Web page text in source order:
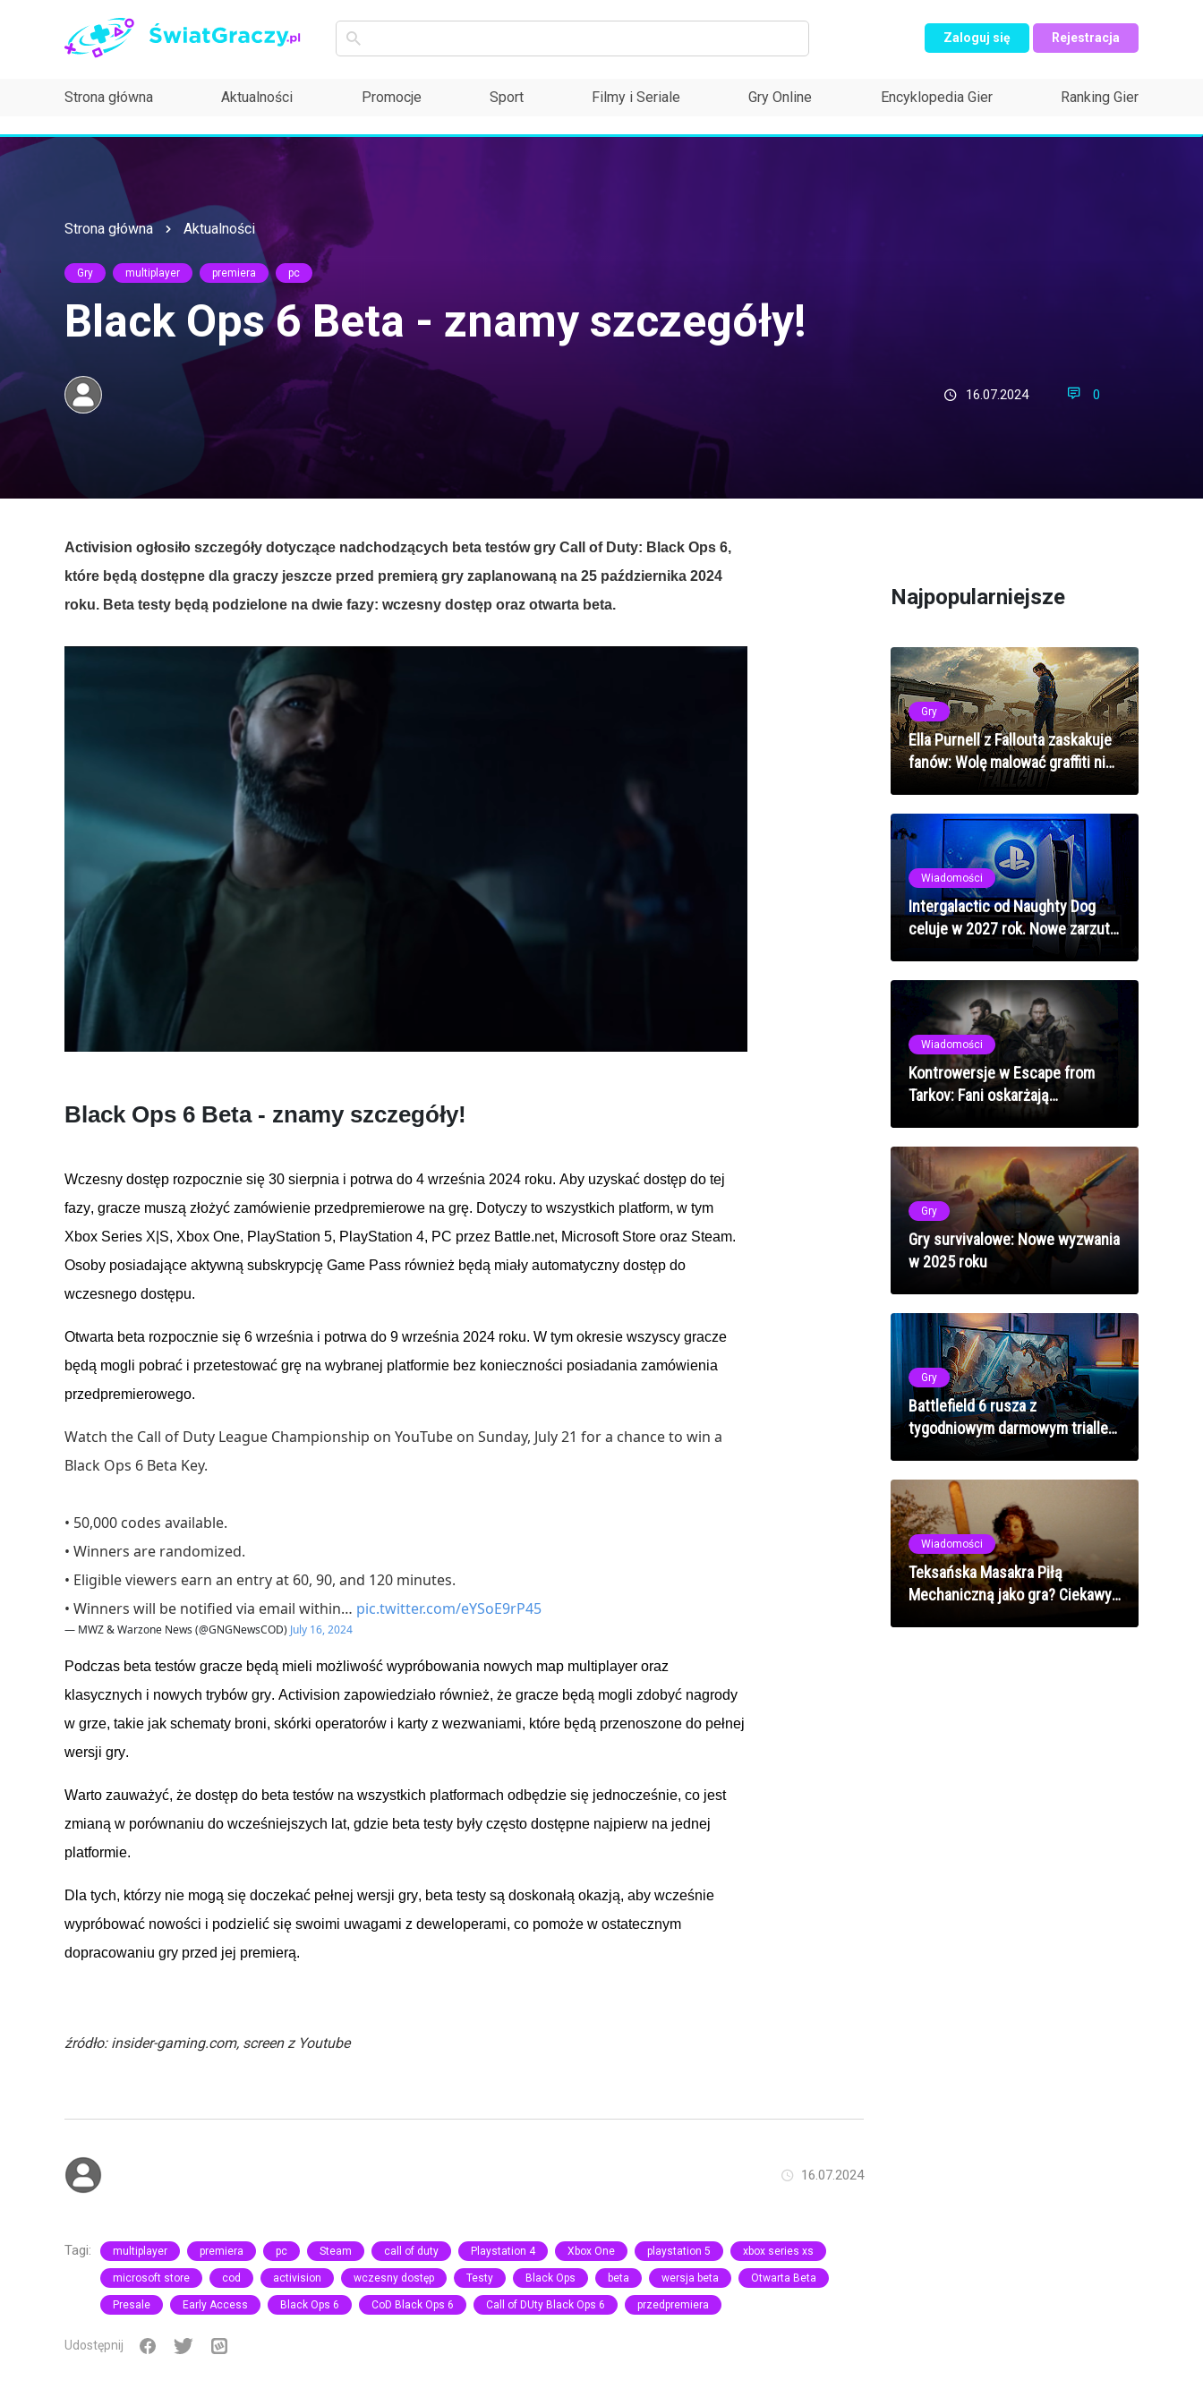
Zaloguj się Rejestracja
Strona główna Aktualności Promocje Sport Filmy i Seriale Gry Online Encyklopedia Gier Ranking Gier
Strona główna Aktualności
Gry multiplayer premiera pc
Black Ops 6 Beta - znamy szczegóły!
16.07.2024 0
Activision ogłosiło szczegóły dotyczące nadchodzących beta testów gry Call of Duty: Black Ops 6,
które będą dostępne dla graczy jeszcze przed premierą gry zaplanowaną na 25 października 2024
roku. Beta testy będą podzielone na dwie fazy: wczesny dostęp oraz otwarta beta.
Black Ops 6 Beta - znamy szczegóły!
Wczesny dostęp rozpocznie się 30 sierpnia i potrwa do 4 września 2024 roku. Aby uzyskać dostęp do tej
fazy, gracze muszą złożyć zamówienie przedpremierowe na grę. Dotyczy to wszystkich platform, w tym
Xbox Series X|S, Xbox One, PlayStation 5, PlayStation 4, PC przez Battle.net, Microsoft Store oraz Steam.
Osoby posiadające aktywną subskrypcję Game Pass również będą miały automatyczny dostęp do
wczesnego dostępu.
Otwarta beta rozpocznie się 6 września i potrwa do 9 września 2024 roku. W tym okresie wszyscy gracze
będą mogli pobrać i przetestować grę na wybranej platformie bez konieczności posiadania zamówienia
przedpremierowego.
Watch the Call of Duty League Championship on YouTube on Sunday, July 21 for a chance to win a
Black Ops 6 Beta Key.
• 50,000 codes available.
• Winners are randomized.
• Eligible viewers earn an entry at 60, 90, and 120 minutes.
• Winners will be notified via email within… pic.twitter.com/eYSoE9rP45
— MWZ & Warzone News (@GNGNewsCOD) July 16, 2024
Podczas beta testów gracze będą mieli możliwość wypróbowania nowych map multiplayer oraz
klasycznych i nowych trybów gry. Activision zapowiedziało również, że gracze będą mogli zdobyć nagrody
w grze, takie jak schematy broni, skórki operatorów i karty z wezwaniami, które będą przenoszone do pełnej
wersji gry.
Warto zauważyć, że dostęp do beta testów na wszystkich platformach odbędzie się jednocześnie, co jest
zmianą w porównaniu do wcześniejszych lat, gdzie beta testy były często dostępne najpierw na jednej
platformie.
Dla tych, którzy nie mogą się doczekać pełnej wersji gry, beta testy są doskonałą okazją, aby wcześnie
wypróbować nowości i podzielić się swoimi uwagami z deweloperami, co pomoże w ostatecznym
dopracowaniu gry przed jej premierą.
źródło: insider-gaming.com, screen z Youtube
16.07.2024
Tagi: multiplayer premiera pc Steam call of duty Playstation 4 Xbox One playstation 5 xbox series xs
microsoft store cod activision wczesny dostęp Testy Black Ops beta wersja beta Otwarta Beta
Presale Early Access Black Ops 6 CoD Black Ops 6 Call of DUty Black Ops 6 przedpremiera
Udostępnij
Najpopularniejsze
Gry
Ella Purnell z Fallouta zaskakuje
fanów: Wolę malować graffiti niż
kraść auta w GTA 6
Wiadomości
Intergalactic od Naughty Dog
celuje w 2027 rok. Nowe zarzuty
Wiadomości
Kontrowersje w Escape from
Tarkov: Fani oskarżają
Battlestate Games o sympatie
Gry
Gry survivalowe: Nowe wyzwania
w 2025 roku
Gry
Battlefield 6 rusza z
tygodniowym darmowym triallem
na święto nowego contentu w
Wiadomości
Teksańska Masakra Piłą
Mechaniczną jako gra? Ciekawy